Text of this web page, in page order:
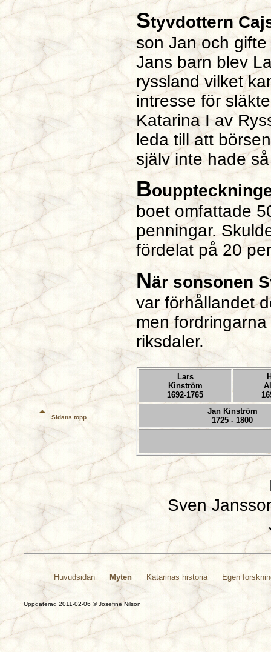
Styvdottern
son Jan och
Jans barn blev
ryssland vilket
intresse för
Katarina I av
leda till att
själv inte hade
B
boet omfattade
penningar.
fördelat på 20
När sonsonen
var förhållandet
men
riksdaler.
Sidans topp
Lars
Kinström
1692-1765
Jan Kinström
1725 - 1800
Sven
Huvudsidan Myten Katarinas historia Egen
Uppdaterad 2011-02-06 © Josefine Nilson